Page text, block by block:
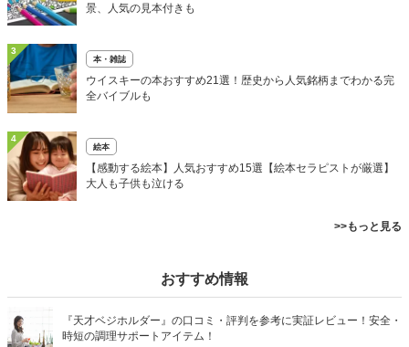
景、人気の見本付きも
3
本・雑誌
ウイスキーの本おすすめ21選！歴史から人気銘柄までわかる完
全バイブルも
4
絵本
【感動する絵本】人気おすすめ15選【絵本セラピストが厳選】
大人も子供も泣ける
>>もっと見る
おすすめ情報
『天才ベジホルダー』の口コミ・評判を参考に実証レビュー！安全・
時短の調理サポートアイテム！